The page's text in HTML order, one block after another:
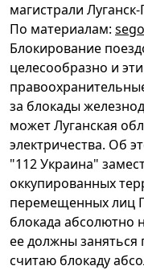
магистрали
По материалам:
Блокирование
целесообразно и
за блокады
может Луганская
электричества. Об
"112 Украина"
оккупированных
перемещенных лиц
блокада абсолютно
ее должны
считаю блокаду